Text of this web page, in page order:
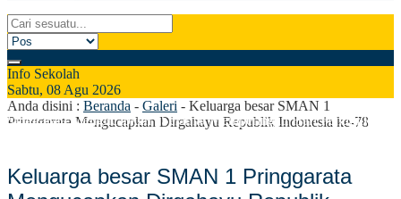
Info Sekolah
Sabtu, 08 Agu 2026
Mengucapkan "Selamat Memperingati Hari Pendidikan
Anda disini : Beranda - Galeri - Keluarga besar SMAN 1
Pringgarata Mengucapkan Dirgahayu Republik Indonesia ke-78
Keluarga besar SMAN 1 Pringgarata